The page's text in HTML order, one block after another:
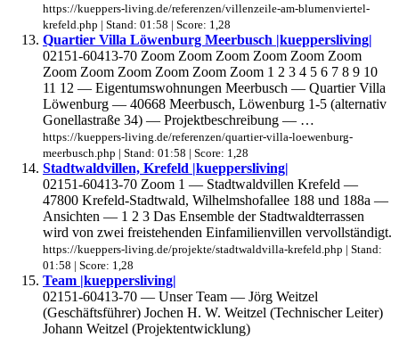
https://kueppers-living.de/referenzen/villenzeile-am-blumenviertel-
krefeld.php | Stand: 01:58 | Score: 1,28
Quartier Villa Löwenburg Meerbusch |kueppersliving|
02151-60413-70 Zoom Zoom Zoom Zoom Zoom Zoom
Zoom Zoom Zoom Zoom Zoom Zoom 1 2 3 4 5 6 7 8 9 10
11 12 — Eigentumswohnungen Meerbusch — Quartier Villa
Löwenburg — 40668 Meerbusch, Löwenburg 1-5 (alternativ
Gonellastraße 34) — Projektbeschreibung — …
https://kueppers-living.de/referenzen/quartier-villa-loewenburg-
meerbusch.php | Stand: 01:58 | Score: 1,28
Stadtwaldvillen, Krefeld |kueppersliving|
02151-60413-70 Zoom 1 — Stadtwaldvillen Krefeld —
47800 Krefeld-Stadtwald, Wilhelmshofallee 188 und 188a —
Ansichten — 1 2 3 Das Ensemble der Stadtwaldterrassen
wird von zwei freistehenden Einfamilienvillen vervollständigt.
https://kueppers-living.de/projekte/stadtwaldvilla-krefeld.php | Stand:
01:58 | Score: 1,28
Team |kueppersliving|
02151-60413-70 — Unser Team — Jörg Weitzel
(Geschäftsführer) Jochen H. W. Weitzel (Technischer Leiter)
Johann Weitzel (Projektentwicklung)